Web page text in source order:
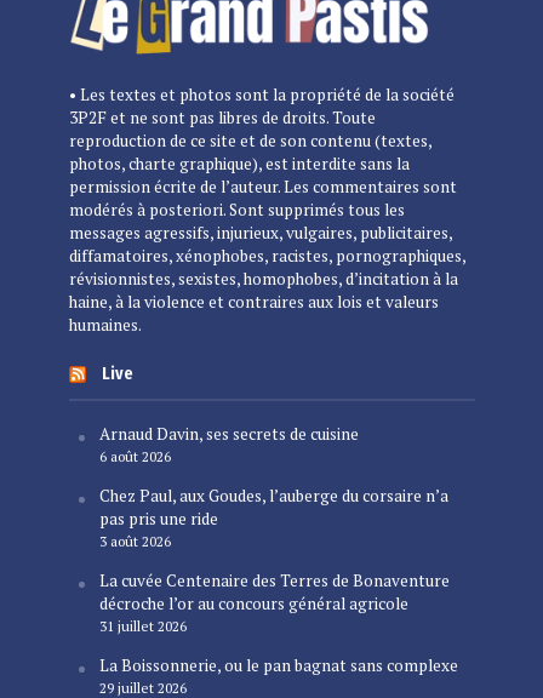
• Les textes et photos sont la propriété de la société
3P2F et ne sont pas libres de droits. Toute
reproduction de ce site et de son contenu (textes,
photos, charte graphique), est interdite sans la
permission écrite de l’auteur. Les commentaires sont
modérés à posteriori. Sont supprimés tous les
messages agressifs, injurieux, vulgaires, publicitaires,
diffamatoires, xénophobes, racistes, pornographiques,
révisionnistes, sexistes, homophobes, d’incitation à la
haine, à la violence et contraires aux lois et valeurs
humaines.
Live
Arnaud Davin, ses secrets de cuisine
6 août 2026
Chez Paul, aux Goudes, l’auberge du corsaire n’a
pas pris une ride
3 août 2026
La cuvée Centenaire des Terres de Bonaventure
décroche l’or au concours général agricole
31 juillet 2026
La Boissonnerie, ou le pan bagnat sans complexe
29 juillet 2026